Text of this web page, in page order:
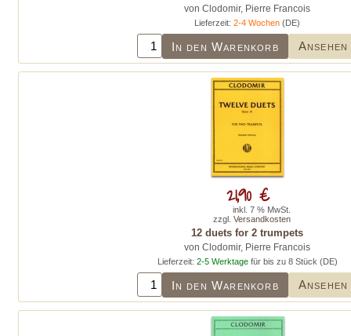
von Clodomir, Pierre Francois
Lieferzeit:2-4 Wochen (DE)
In den Warenkorb Ansehen
12 duets for 2 trumpets
von Clodomir, Pierre Francois
Lieferzeit: 2-5 Werktagefür bis zu 8 Stück (DE)
In den Warenkorb Ansehen
21,90 €
inkl. 7 % MwSt.
zzgl. Versandkosten